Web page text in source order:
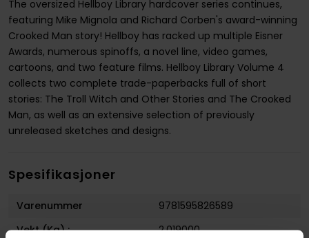
The oversized Hellboy Library hardcover series continues,
featuring Mike Mignola and Richard Corben's award-winning
Crooked Man story! Hellboy has racked up multiple Eisner
Awards, numerous spinoffs, a novel line, video games,
cartoons, and two feature films. Hellboy Library Volume 4
collects two complete trade-paperbacks full of short
stories: The Troll Witch and Other Stories and The Crooked
Man, as well as an extensive selection of previously
unreleased sketches and designs.
Spesifikasjoner
Varenummer
9781595826589
Vekt (Kg) :
2.019000